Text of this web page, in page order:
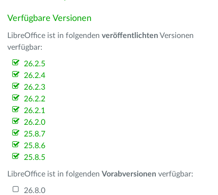
Verfügbare Versionen
LibreOffice ist in folgenden veröffentlichten Versionen
verfügbar:
26.2.5
26.2.4
26.2.3
26.2.2
26.2.1
26.2.0
25.8.7
25.8.6
25.8.5
LibreOffice ist in folgenden Vorabversionen verfügbar:
26.8.0